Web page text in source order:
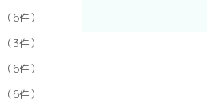
（6件）
（3件）
（6件）
（6件）